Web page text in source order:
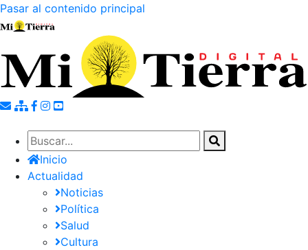
Pasar al contenido principal
Inicio
Actualidad
Noticias
Política
Salud
Cultura